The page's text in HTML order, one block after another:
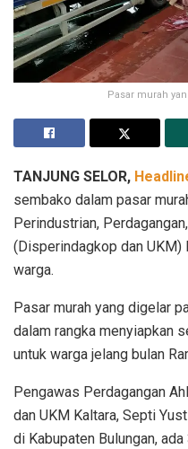
Pasar murah
TANJUNG SELOR,
sembako dalam pasar
Perindustrian,
(Disperindagkop dan
warga.
Pasar murah yang digelar
dalam rangka menyiapkan
untuk warga jelang bulan
Pengawas Perdagangan
dan UKM Kaltara, Septi
di Kabupaten Bulungan,